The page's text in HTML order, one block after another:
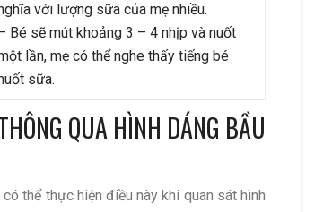
với lượng sữa của mẹ nhiều.
Bé sẽ mút khoảng 3 – 4 nhịp và nuốt
lần, mẹ có thể nghe thấy tiếng bé
sữa.
QUA HÌNH DÁNG BẦU
thể thực hiện điều này khi quan sát hình